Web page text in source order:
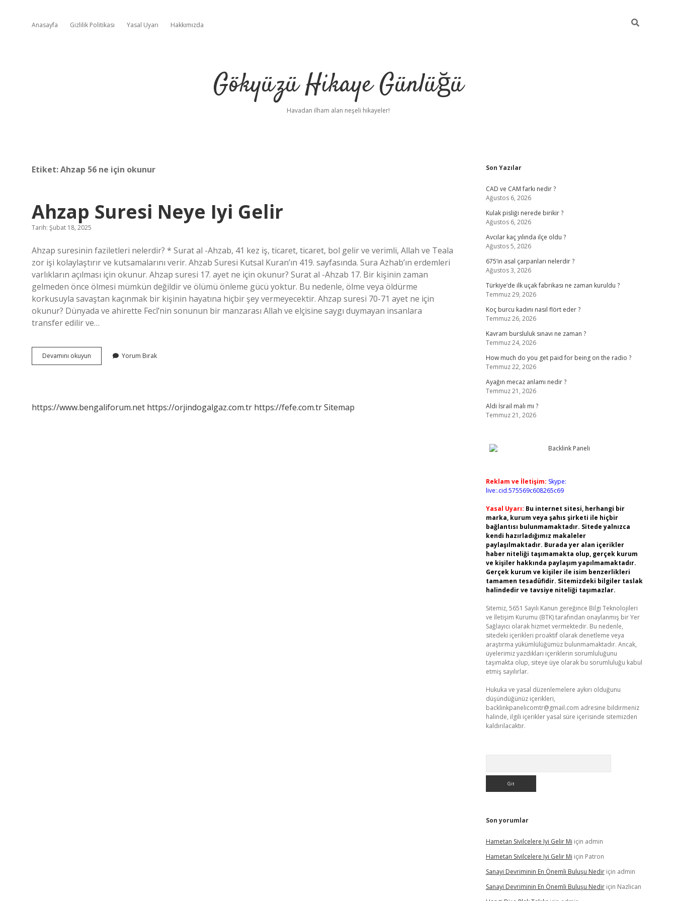
Anasayfa Gizlilik Politikası Yasal Uyarı Hakkımızda
Gökyüzü Hikaye Günlüğü
Havadan ilham alan neşeli hikayeler!
Etiket:Ahzap 56 ne için okunur
Ahzap Suresi Neye Iyi Gelir
Tarih: Şubat 18, 2025
Ahzap suresinin faziletleri nelerdir? * Surat al -Ahzab, 41 kez iş, ticaret, ticaret, bol gelir ve verimli, Allah ve Teala
zor işi kolaylaştırır ve kutsamalarını verir. Ahzab Suresi Kutsal Kuran’ın 419. sayfasında. Sura Azhab’ın erdemleri
varlıkların açılması için okunur. Ahzap suresi 17. ayet ne için okunur? Surat al -Ahzab 17. Bir kişinin zaman
gelmeden önce ölmesi mümkün değildir ve ölümü önleme gücü yoktur. Bu nedenle, ölme veya öldürme
korkusuyla savaştan kaçınmak bir kişinin hayatına hiçbir şey vermeyecektir. Ahzap suresi 70-71 ayet ne için
okunur? Dünyada ve ahirette Fecî’nin sonunun bir manzarası Allah ve elçisine saygı duymayan insanlara
transfer edilir ve…
Devamını okuyun
Suresi
Yorum Bırak
https://www.bengaliforum.net https://orjindogalgaz.com.tr https://fefe.com.trSitemap
Sidebar
Son Yazılar
CAD ve CAM farkı nedir ?
Ağustos 6, 2026
Kulak pisliği nerede birikir ?
Ağustos 6, 2026
Avcılar kaç yılında ilçe oldu ?
Ağustos 5, 2026
675’in asal çarpanları nelerdir ?
Ağustos 3, 2026
Türkiye’de ilk uçak fabrikası ne zaman kuruldu ?
Temmuz 29, 2026
Koç burcu kadını nasıl flört eder ?
Temmuz 26, 2026
Kavram bursluluk sınavı ne zaman ?
Temmuz 24, 2026
How much do you get paid for being on the radio ?
Temmuz 22, 2026
Ayağın mecaz anlamı nedir ?
Temmuz 21, 2026
Aldi İsrail malı mı ?
Temmuz 21, 2026
Reklam ve İletişim: Skype:
live:.cid.575569c608265c69
Yasal Uyarı: Bu internet sitesi, herhangi bir
marka, kurum veya şahıs şirketi ile hiçbir
bağlantısı bulunmamaktadır. Sitede yalnızca
kendi hazırladığımız makaleler
paylaşılmaktadır. Burada yer alan içerikler
haber niteliği taşımamakta olup, gerçek kurum
ve kişiler hakkında paylaşım yapılmamaktadır.
Gerçek kurum ve kişiler ile isim benzerlikleri
tamamen tesadüfidir. Sitemizdeki bilgiler taslak
halindedir ve tavsiye niteliği taşımazlar.
Sitemiz, 5651 Sayılı Kanun gereğince Bilgi Teknolojileri
ve İletişim Kurumu (BTK) tarafından onaylanmış bir Yer
Sağlayıcı olarak hizmet vermektedir. Bu nedenle,
sitedeki içerikleri proaktif olarak denetleme veya
araştırma yükümlülüğümüz bulunmamaktadır. Ancak,
üyelerimiz yazdıkları içeriklerin sorumluluğunu
taşımakta olup, siteye üye olarak bu sorumluluğu kabul
etmiş sayılırlar.
Hukuka ve yasal düzenlemelere aykırı olduğunu
düşündüğünüz içerikleri,
backlinkpanelicomtr@gmail.com adresine bildirmeniz
halinde, ilgili içerikler yasal süre içerisinde sitemizden
kaldırılacaktır.
Son yorumlar
Hametan Sivilcelere Iyi Gelir Mi için admin
Hametan Sivilcelere Iyi Gelir Mi için Patron
Sanayi Devriminin En Önemli Buluşu Nediriçin admin
Sanayi Devriminin En Önemli Buluşu Nediriçin Nazlıcan